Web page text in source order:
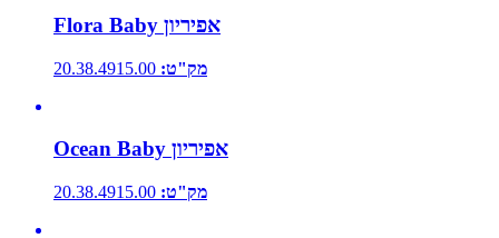
Flora Baby אפיריון
מק"ט:
Ocean Baby אפיריון
מק"ט: